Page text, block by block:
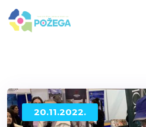
20.11.2022.